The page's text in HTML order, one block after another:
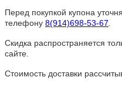
Перед покупкой купона
телефону 8(914)698-53-67
Скидка распространяется
сайте.
Стоимость доставки